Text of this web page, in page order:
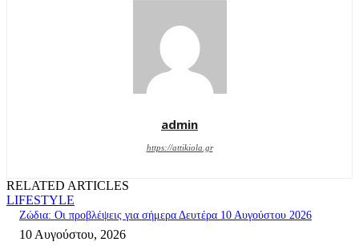
admin
https://attikiola.gr
RELATED ARTICLES
LIFESTYLE
Ζώδια: Οι προβλέψεις για σήμερα Δευτέρα 10 Αυγούστου 2026
10 Αυγούστου, 2026